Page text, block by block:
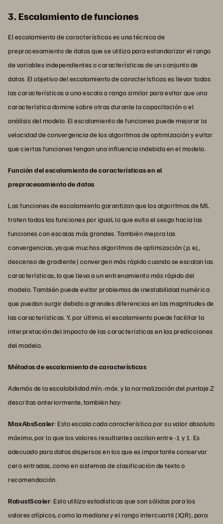
3. Escalamiento de funciones
El escalamiento de características es una técnica de
preprocesamiento de datos que se utiliza para estandarizar el rango
de variables independientes o características de un conjunto de
datos. El objetivo del escalamiento de características es llevar todas
las características a una escala o rango similar para evitar que una
característica domine sobre otras durante la capacitación o el
análisis del modelo. El escalamiento de funciones puede mejorar la
velocidad de convergencia de los algoritmos de optimización y evitar
que ciertas funciones tengan una influencia indebida en el modelo.
Función del escalamiento de características en el
preprocesamiento de datos
Las funciones de escalamiento garantizan que los algoritmos de ML
traten todas las funciones por igual, lo que evita el sesgo hacia las
funciones con escalas más grandes. También mejora las
convergencias, ya que muchos algoritmos de optimización (p. ej.,
descenso de gradiente) convergen más rápido cuando se escalan las
características, lo que lleva a un entrenamiento más rápido del
modelo. También puede evitar problemas de inestabilidad numérica
que puedan surgir debido a grandes diferencias en las magnitudes de
las características. Y, por último, el escalamiento puede facilitar la
interpretación del impacto de las características en las predicciones
del modelo.
Métodos de escalamiento de características
Además de la escalabilidad mín.-máx. y la normalización del puntaje Z
descritas anteriormente, también hay:
MaxAbsScaler: Esto escala cada característica por su valor absoluto
máximo, por lo que los valores resultantes oscilan entre -1 y 1. Es
adecuado para datos dispersos en los que es importante conservar
cero entradas, como en sistemas de clasificación de texto o
recomendación.
RobustScaler: Esto utiliza estadísticas que son sólidas para los
valores atípicos, como la mediana y el rango intercuartil (IQR), para